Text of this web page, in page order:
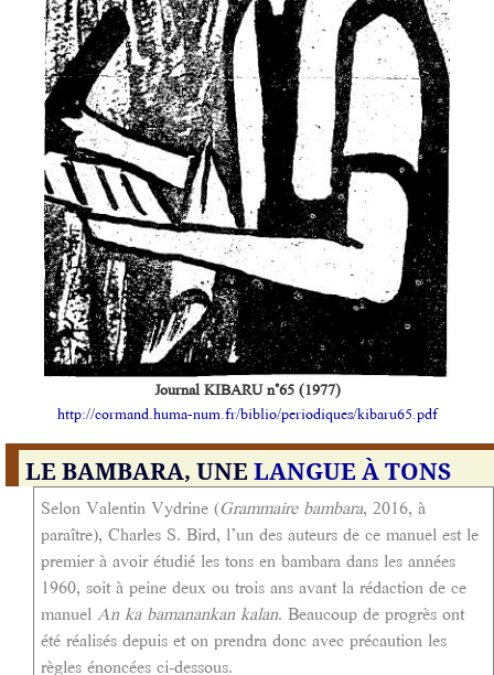
Journal KIBARU n°65 (1977)
http://cormand.huma-num.fr/biblio/periodiques/kibaru65.pdf
LE BAMBARA, UNE LANGUE À TONS
Selon Valentin Vydrine (Grammaire bambara, 2016, à
paraître), Charles S. Bird, l’un des auteurs de ce manuel est le
premier à avoir étudié les tons en bambara dans les années
1960, soit à peine deux ou trois ans avant la rédaction de ce
manuel An ka bamanankan kalan. Beaucoup de progrès ont
été réalisés depuis et on prendra donc avec précaution les
règles énoncées ci-dessous.